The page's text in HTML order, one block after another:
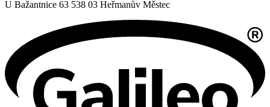
U Bažantnice 63 538 03 Heřmanův Městec